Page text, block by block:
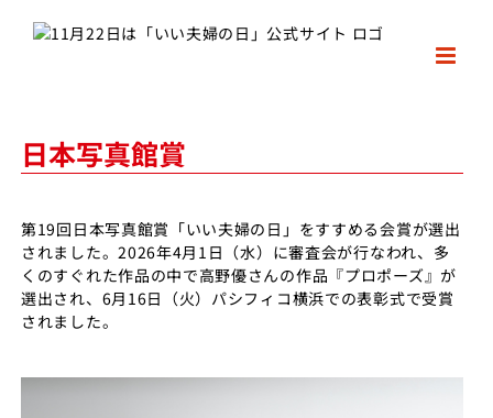
日本写真館賞
第19回日本写真館賞「いい夫婦の日」をすすめる会賞が選出
されました。2026年4月1日（水）に審査会が行なわれ、多
くのすぐれた作品の中で高野優さんの作品『プロポーズ』が
選出され、6月16日（火）パシフィコ横浜での表彰式で受賞
されました。